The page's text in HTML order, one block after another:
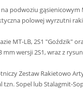
podwoziu
polowej wyrzutni
MT-LB, 2S1 "Goździk"
wersji 2S1, wraz z
Zestaw Rakietowo
tzn. Sopel lub Stalagmit-